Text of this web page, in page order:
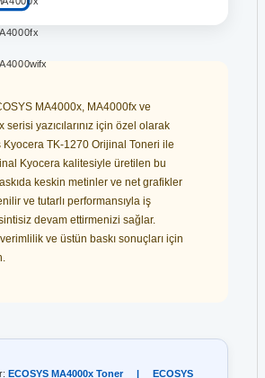
MA4000x, MA4000fx ve
serisi yazıcılarınız için özel olarak
Kyocera TK-1270 Orijinal Toneri ile
Kyocera kalitesiyle üretilen bu
keskin metinler ve net grafikler
ve tutarlı performansıyla iş
devam ettirmenizi sağlar.
ve üstün baskı sonuçları için
ECOSYS MA4000x Toner |
ECOSYS